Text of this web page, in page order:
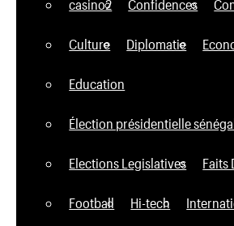
casino2 Confidences
Culture Diplomatie
Education
Élection présidentielle
Elections Legislatives Faits
Football Hi-tech